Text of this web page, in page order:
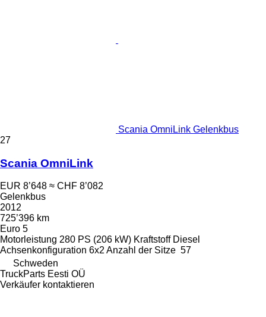
Scania OmniLink Gelenkbus
27
Scania OmniLink
EUR 8’648 ≈ CHF 8’082
Gelenkbus
2012
725’396 km
Euro 5
Motorleistung 280 PS (206 kW) Kraftstoff Diesel
Achsenkonfiguration 6x2 Anzahl der Sitze 57
Schweden
TruckParts Eesti OÜ
Verkäufer kontaktieren